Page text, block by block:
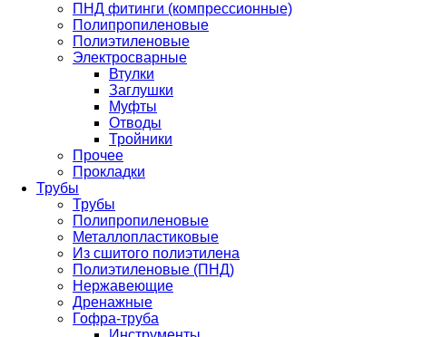
ПНД фитинги (компрессионные)
Полипропиленовые
Полиэтиленовые
Электросварные
Втулки
Заглушки
Муфты
Отводы
Тройники
Прочее
Прокладки
Трубы
Трубы
Полипропиленовые
Металлопластиковые
Из сшитого полиэтилена
Полиэтиленовые (ПНД)
Нержавеющие
Дренажные
Гофра-труба